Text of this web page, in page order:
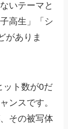
いテーマと
高生」「シ
がありま
ット数が0だ
ンスです。
その被写体